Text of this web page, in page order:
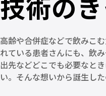
高齢や合併症などで飲みこ
れている患者さんにも、飲
出先などどこでも必要なと
い。そんな想いから誕生した